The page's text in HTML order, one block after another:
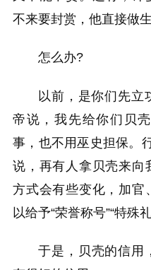
不来要封赏，他直接做生
怎么办?
以前，是你们先立
帝说，我先给你们贝
事，也不用巫史担保。
说，再有人拿贝壳来向
方式会有些变化，加官
以给予“荣誉称号”“特殊
于是，贝壳的信